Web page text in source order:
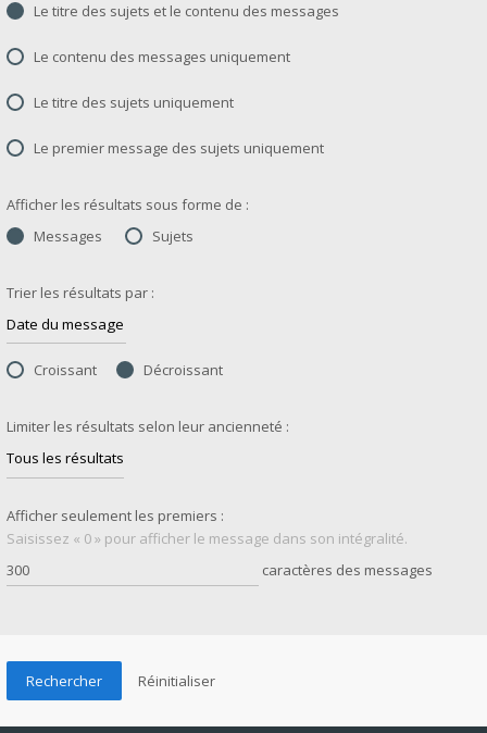
Le titre des sujets et le contenu des messages
Le contenu des messages uniquement
Le titre des sujets uniquement
Le premier message des sujets uniquement
Afficher les résultats sous forme de :
Messages
Sujets
Trier les résultats par :
Croissant Décroissant
Limiter les résultats selon leur ancienneté :
Afficher seulement les premiers :
Saisissez « 0 » pour afficher le message dans son intégralité.
caractères des messages